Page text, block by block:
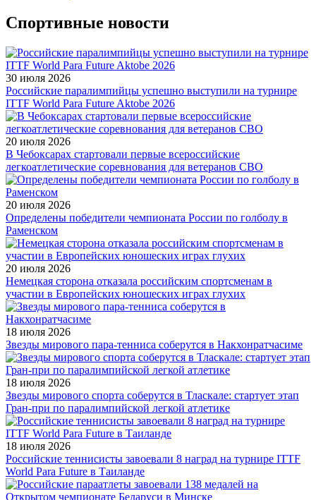
Спортивные новости
30 июля 2026
Российские паралимпийцы успешно выступили на турнире
ITTF World Para Future Aktobe 2026
20 июля 2026
В Чебоксарах стартовали первые всероссийские
легкоатлетические соревнования для ветеранов СВО
20 июля 2026
Определены победители чемпионата России по голболу в
Раменском
20 июля 2026
Немецкая сторона отказала российским спортсменам в
участии в Европейских юношеских играх глухих
18 июля 2026
Звезды мирового пара-тенниса соберутся в Накхонратчасиме
18 июля 2026
Звезды мирового спорта соберутся в Тласкале: стартует этап
Гран-при по паралимпийской легкой атлетике
18 июля 2026
Российские теннисисты завоевали 8 наград на турнире ITTF
World Para Future в Таиланде